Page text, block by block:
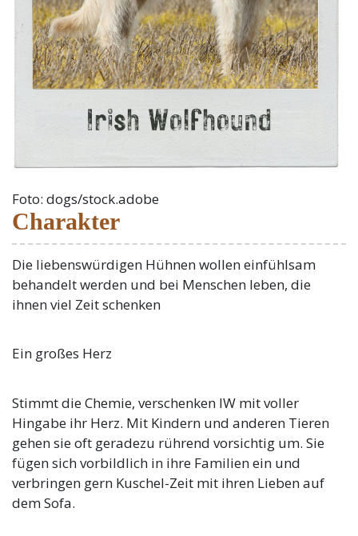
Foto: dogs/stock.adobe
Charakter
Die liebenswürdigen Hühnen wollen einfühlsam
behandelt werden und bei Menschen leben, die
ihnen viel Zeit schenken
Ein großes Herz
Stimmt die Chemie, verschenken IW mit voller
Hingabe ihr Herz. Mit Kindern und anderen Tieren
gehen sie oft geradezu rührend vorsichtig um. Sie
fügen sich vorbildlich in ihre Familien ein und
verbringen gern Kuschel-Zeit mit ihren Lieben auf
dem Sofa.